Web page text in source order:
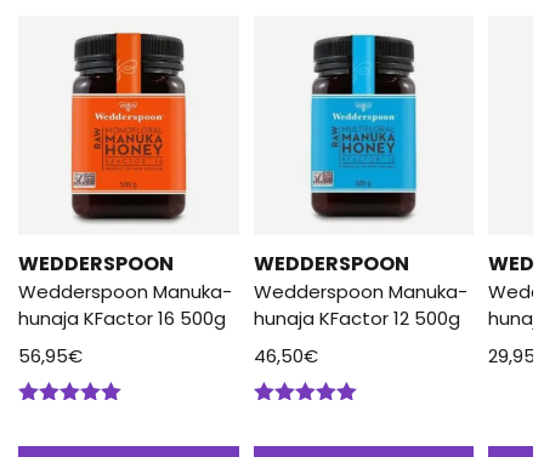
WEDDERSPOON
Wedderspoon Manuka-
hunaja KFactor 16 500g
56,95€
WEDDERSPOON
Wedderspoon Manuka-
hunaja KFactor 12 500g
46,50€
29,95